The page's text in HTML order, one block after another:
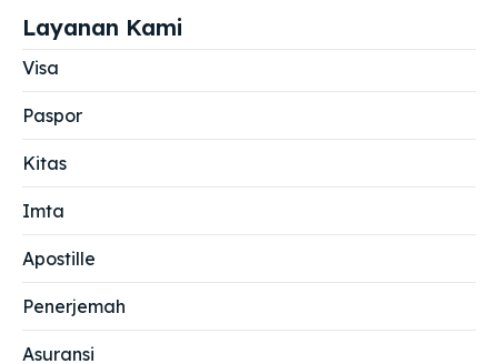
Layanan Kami
Visa
Paspor
Kitas
Imta
Apostille
Penerjemah
Asuransi